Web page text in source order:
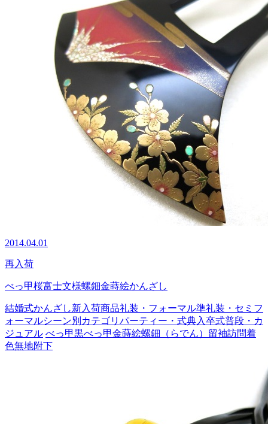
2014.04.01
再入荷
べっ甲桜富士文様螺鈿金蒔絵かんざし
結婚式かんざし新入荷商品礼装・フォーマル準礼装・セミフ
ォーマルシーン別カテゴリ パーティー・式典入卒式普段・カ
ジュアル べっ甲黒べっ甲金蒔絵螺鈿（らでん） 留袖訪問着
色無地附下